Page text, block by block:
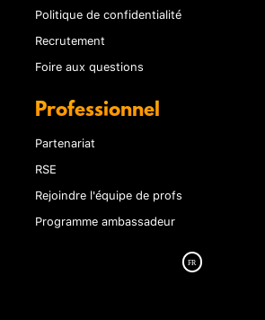
Politique de confidentialité
Recrutement
Foire aux questions
Professionnel
Partenariat
RSE
Rejoindre l'équipe de profs
Programme ambassadeur